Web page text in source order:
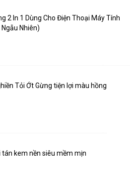
2 In 1 Dùng Cho Điện Thoại Máy Tính
Nhiên)
Tỏi Ớt Gừng tiện lợi màu hồng
tán kem nền siêu mềm mịn